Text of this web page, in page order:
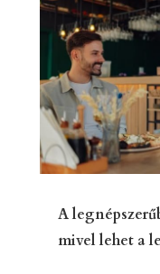
A
mivel lehet a